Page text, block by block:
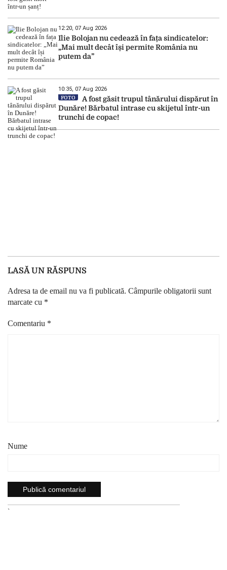
12:20, 07 Aug 2026
Ilie Bolojan nu cedează în fața sindicatelor:
„Mai mult decât își permite România nu
putem da”
10:35, 07 Aug 2026
FOTO
A fost găsit trupul tânărului dispărut în
Dunăre! Bărbatul intrase cu skijetul într-un
trunchi de copac!
LASĂ UN RĂSPUNS
Adresa ta de email nu va fi publicată. Câmpurile obligatorii sunt
marcate cu *
Comentariu *
Nume
`